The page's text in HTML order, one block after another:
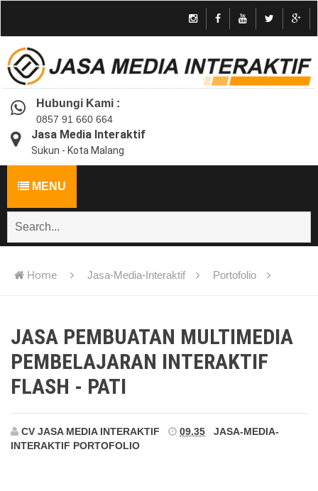
Hubungi Kami :
0857 91 660 664
Jasa Media Interaktif
Sukun - Kota Malang
MENU
Home Jasa-Media-Interaktif Portofolio
JASA PEMBUATAN MULTIMEDIA
PEMBELAJARAN INTERAKTIF
FLASH - PATI
CV JASA MEDIA INTERAKTIF 09.35
JASA-MEDIA-
INTERAKTIF PORTOFOLIO